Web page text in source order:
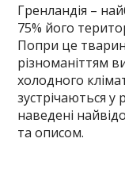
Гренландія –
75% його
Попри це
різноманіттям
холодного
зустрічаються у
наведені
та описом.